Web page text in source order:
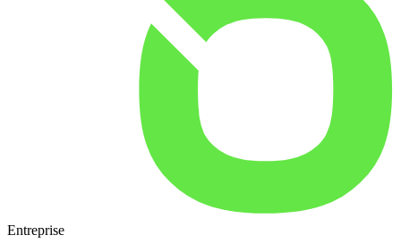
Entreprise